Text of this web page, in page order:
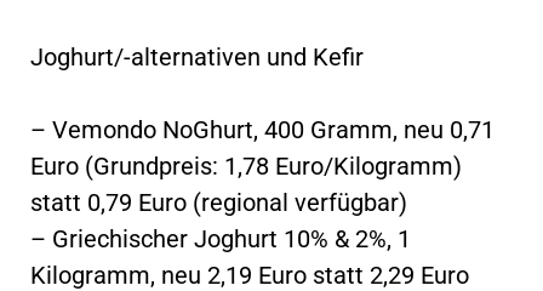
Joghurt/-alternativen und Kefir
– Vemondo NoGhurt, 400 Gramm, neu 0,71
Euro (Grundpreis: 1,78 Euro/Kilogramm)
statt 0,79 Euro (regional verfügbar)
– Griechischer Joghurt 10% & 2%, 1
Kilogramm, neu 2,19 Euro statt 2,29 Euro